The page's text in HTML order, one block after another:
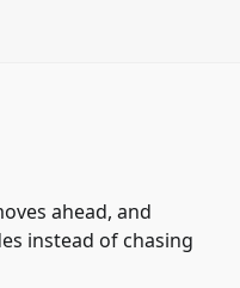
ahead, and
instead of chasing